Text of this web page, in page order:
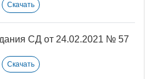
Скачать
СД от 24.02.2021 № 57
Скачать